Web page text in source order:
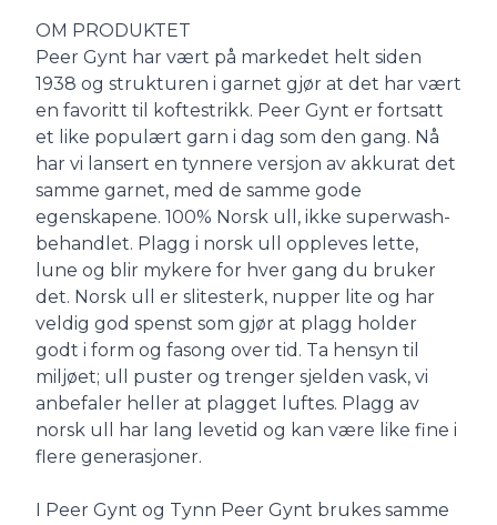
Description
OM PRODUKTET
Peer Gynt har vært på markedet helt siden
1938 og strukturen i garnet gjør at det har vært
en favoritt til koftestrikk. Peer Gynt er fortsatt
et like populært garn i dag som den gang. Nå
har vi lansert en tynnere versjon av akkurat det
samme garnet, med de samme gode
egenskapene. 100% Norsk ull, ikke superwash-
behandlet. Plagg i norsk ull oppleves lette,
lune og blir mykere for hver gang du bruker
det. Norsk ull er slitesterk, nupper lite og har
veldig god spenst som gjør at plagg holder
godt i form og fasong over tid. Ta hensyn til
miljøet; ull puster og trenger sjelden vask, vi
anbefaler heller at plagget luftes. Plagg av
norsk ull har lang levetid og kan være like fine i
flere generasjoner.
I Peer Gynt og Tynn Peer Gynt brukes samme